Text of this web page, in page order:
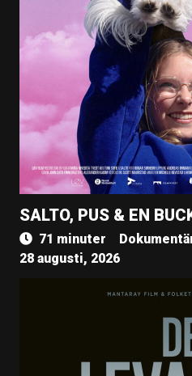
SALTO, PUS & EN
71 minuter
28 augusti, 2026